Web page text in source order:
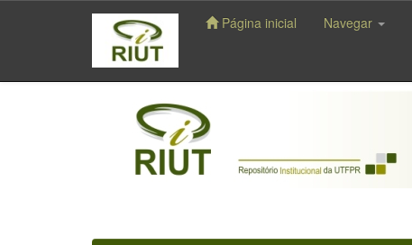
navigation
Página inicial Navegar